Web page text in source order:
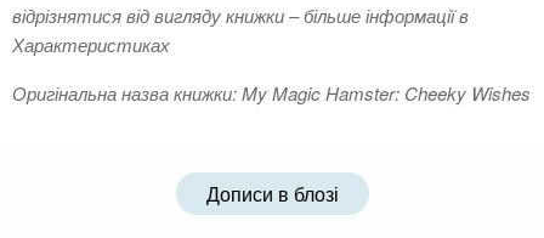
відрізнятися від вигляду книжки – більше інформації в
Характеристиках
Оригінальна назва книжки: My Magic Hamster: Cheeky Wishes
Дописи в блозі